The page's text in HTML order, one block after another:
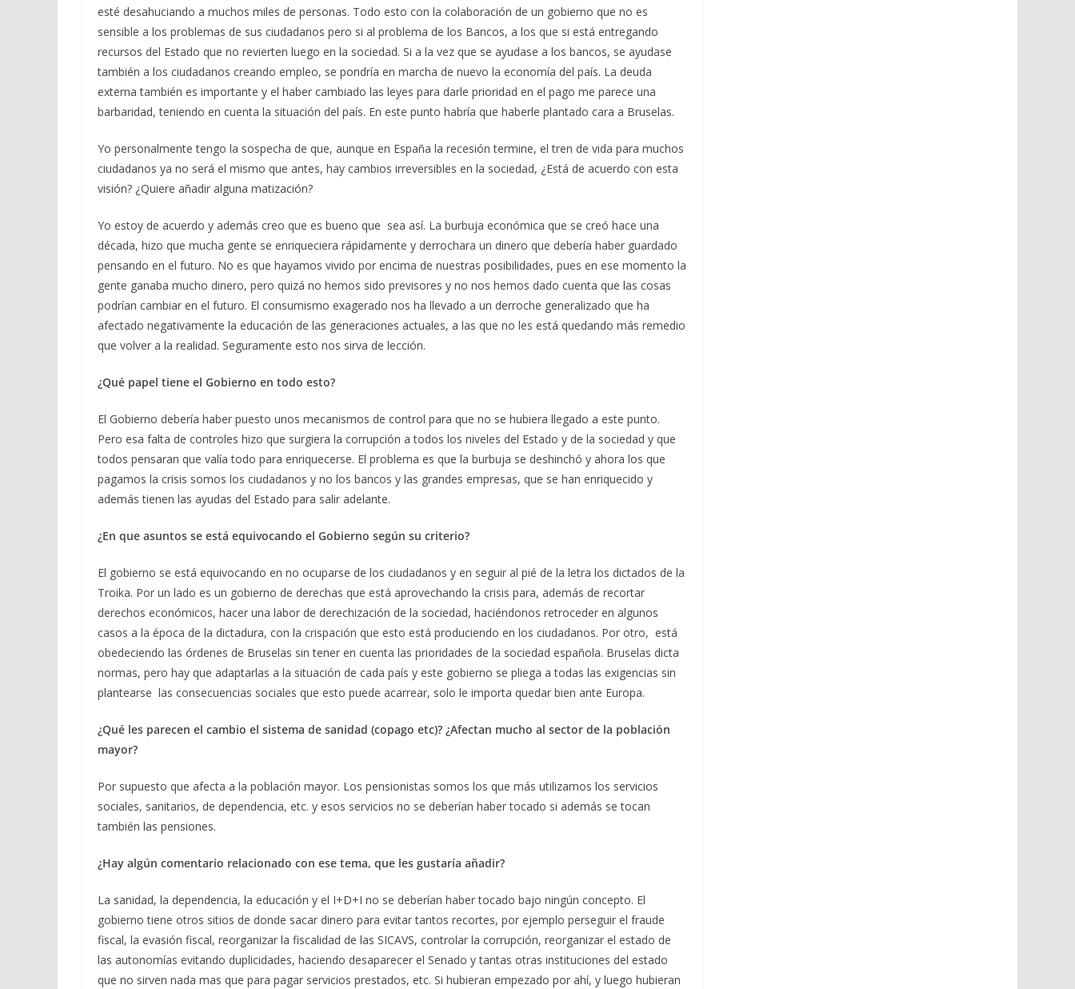
esté desahuciando a muchos miles de personas. Todo esto con la colaboración de un gobierno que no es
sensible a los problemas de sus ciudadanos pero si al problema de los Bancos, a los que si está entregando
recursos del Estado que no revierten luego en la sociedad. Si a la vez que se ayudase a los bancos, se ayudase
también a los ciudadanos creando empleo, se pondría en marcha de nuevo la economía del país. La deuda
externa también es importante y el haber cambiado las leyes para darle prioridad en el pago me parece una
barbaridad, teniendo en cuenta la situación del país. En este punto habría que haberle plantado cara a Bruselas.
Yo personalmente tengo la sospecha de que, aunque en España la recesión termine, el tren de vida para muchos
ciudadanos ya no será el mismo que antes, hay cambios irreversibles en la sociedad, ¿Está de acuerdo con esta
visión? ¿Quiere añadir alguna matización?
Yo estoy de acuerdo y además creo que es bueno que sea así. La burbuja económica que se creó hace una
década, hizo que mucha gente se enriqueciera rápidamente y derrochara un dinero que debería haber guardado
pensando en el futuro. No es que hayamos vivido por encima de nuestras posibilidades, pues en ese momento la
gente ganaba mucho dinero, pero quizá no hemos sido previsores y no nos hemos dado cuenta que las cosas
podrían cambiar en el futuro. El consumismo exagerado nos ha llevado a un derroche generalizado que ha
afectado negativamente la educación de las generaciones actuales, a las que no les está quedando más remedio
que volver a la realidad. Seguramente esto nos sirva de lección.
¿Qué papel tiene el Gobierno en todo esto?
El Gobierno debería haber puesto unos mecanismos de control para que no se hubiera llegado a este punto.
Pero esa falta de controles hizo que surgiera la corrupción a todos los niveles del Estado y de la sociedad y que
todos pensaran que valía todo para enriquecerse. El problema es que la burbuja se deshinchó y ahora los que
pagamos la crisis somos los ciudadanos y no los bancos y las grandes empresas, que se han enriquecido y
además tienen las ayudas del Estado para salir adelante.
¿En que asuntos se está equivocando el Gobierno según su criterio?
El gobierno se está equivocando en no ocuparse de los ciudadanos y en seguir al pié de la letra los dictados de la
Troika. Por un lado es un gobierno de derechas que está aprovechando la crisis para, además de recortar
derechos económicos, hacer una labor de derechización de la sociedad, haciéndonos retroceder en algunos
casos a la época de la dictadura, con la crispación que esto está produciendo en los ciudadanos. Por otro, está
obedeciendo las órdenes de Bruselas sin tener en cuenta las prioridades de la sociedad española. Bruselas dicta
normas, pero hay que adaptarlas a la situación de cada país y este gobierno se pliega a todas las exigencias sin
plantearse las consecuencias sociales que esto puede acarrear, solo le importa quedar bien ante Europa.
¿Qué les parecen el cambio el sistema de sanidad (copago etc)? ¿Afectan mucho al sector de la población
mayor?
Por supuesto que afecta a la población mayor. Los pensionistas somos los que más utilizamos los servicios
sociales, sanitarios, de dependencia, etc. y esos servicios no se deberían haber tocado si además se tocan
también las pensiones.
¿Hay algún comentario relacionado con ese tema, que les gustaría añadir?
La sanidad, la dependencia, la educación y el I+D+I no se deberían haber tocado bajo ningún concepto. El
gobierno tiene otros sitios de donde sacar dinero para evitar tantos recortes, por ejemplo perseguir el fraude
fiscal, la evasión fiscal, reorganizar la fiscalidad de las SICAVS, controlar la corrupción, reorganizar el estado de
las autonomías evitando duplicidades, haciendo desaparecer el Senado y tantas otras instituciones del estado
que no sirven nada mas que para pagar servicios prestados, etc. Si hubieran empezado por ahí, y luego hubieran